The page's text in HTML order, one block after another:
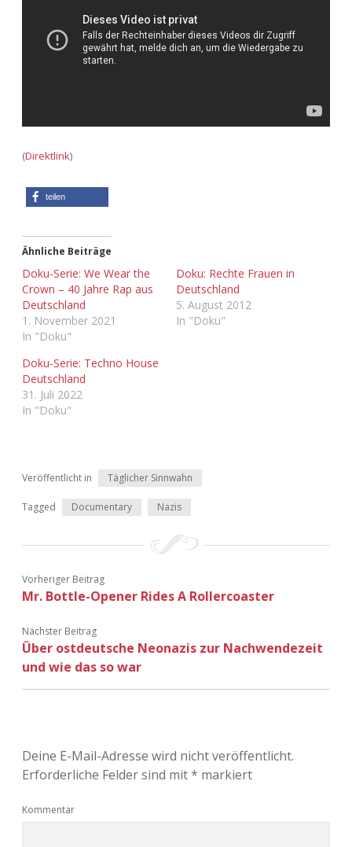
Adventskalender 2019
(Direktlink)
teilen
Ähnliche Beiträge
Doku-Serie: We Wear the
Crown – 40 Jahre Rap aus
Deutschland
1. November 2021
In "Doku"
Doku: Rechte Frauen in
Deutschland
5. August 2012
In "Doku"
Doku-Serie: Techno House
Deutschland
31. Juli 2022
In "Doku"
Veröffentlicht in Täglicher Sinnwahn
Tagged Documentary Nazis
Vorheriger Beitrag
Mr. Bottle-Opener Rides A Rollercoaster
Nächster Beitrag
Über ostdeutsche Neonazis zur Nachwendezeit
und wie das so war
Deine E-Mail-Adresse wird nicht veröffentlicht.
Erforderliche Felder sind mit* markiert
Kommentar